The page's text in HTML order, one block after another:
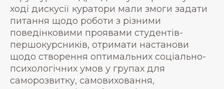
ході дискусії куратори мали змоги задати
питання щодо роботи з різними
поведінковими проявами студентів-
першокурсників, отримати настанови
щодо створення оптимальних соціально-
психологічних умов у групах для
саморозвитку, самовиховання,